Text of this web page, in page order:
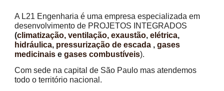
A L21 Engenharia é uma empresa especializada em
desenvolvimento de PROJETOS INTEGRADOS
(climatização, ventilação, exaustão,elétrica,
hidráulica, pressurização de escada ,gases
medicinais e gases combustíveis).
Com sede na capital de São Paulo mas atendemos
todo o território nacional.